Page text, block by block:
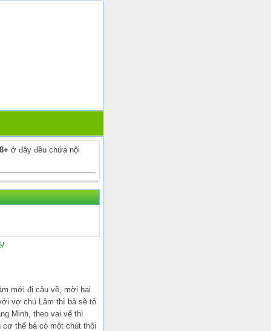
ở đây đều chứa nội
mới đi câu về, mời hai
vợ chú Lâm thì bả sẽ tỏ
Minh, theo vai vế thì
cơ thể bả có một chút thôi